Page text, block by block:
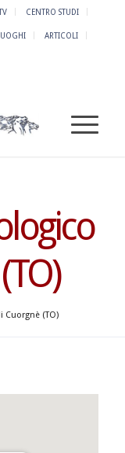
CENTRO STUDI
ARTICOLI
Cuorgnè (TO)